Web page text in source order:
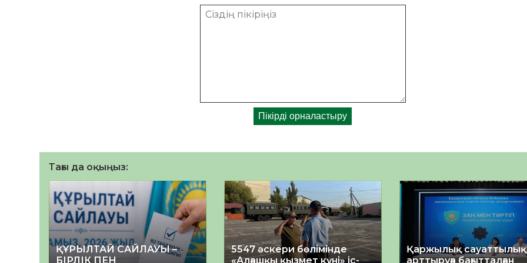
Тағы да оқыңыз:
ҚҰРЫЛТАЙ САЙЛАУЫ –
БІРЛІК ПЕН
5547 әскери бөлімінде
«Алғашқы қызмет күні» іс-
Қаржылық
арттыруға бағытталған